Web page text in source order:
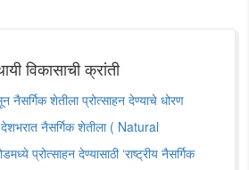
विकासाची क्रांती
नैसर्गिक शेतीला प्रोत्साहन देण्याचे धोरण
नैसर्गिक शेतीला ( Natural
प्रोत्साहन देण्यासाठी ‘राष्ट्रीय नैसर्गिक